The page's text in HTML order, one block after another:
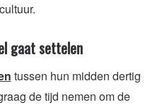
gaat settelen
tussen hun midden dertig
de tijd nemen om de